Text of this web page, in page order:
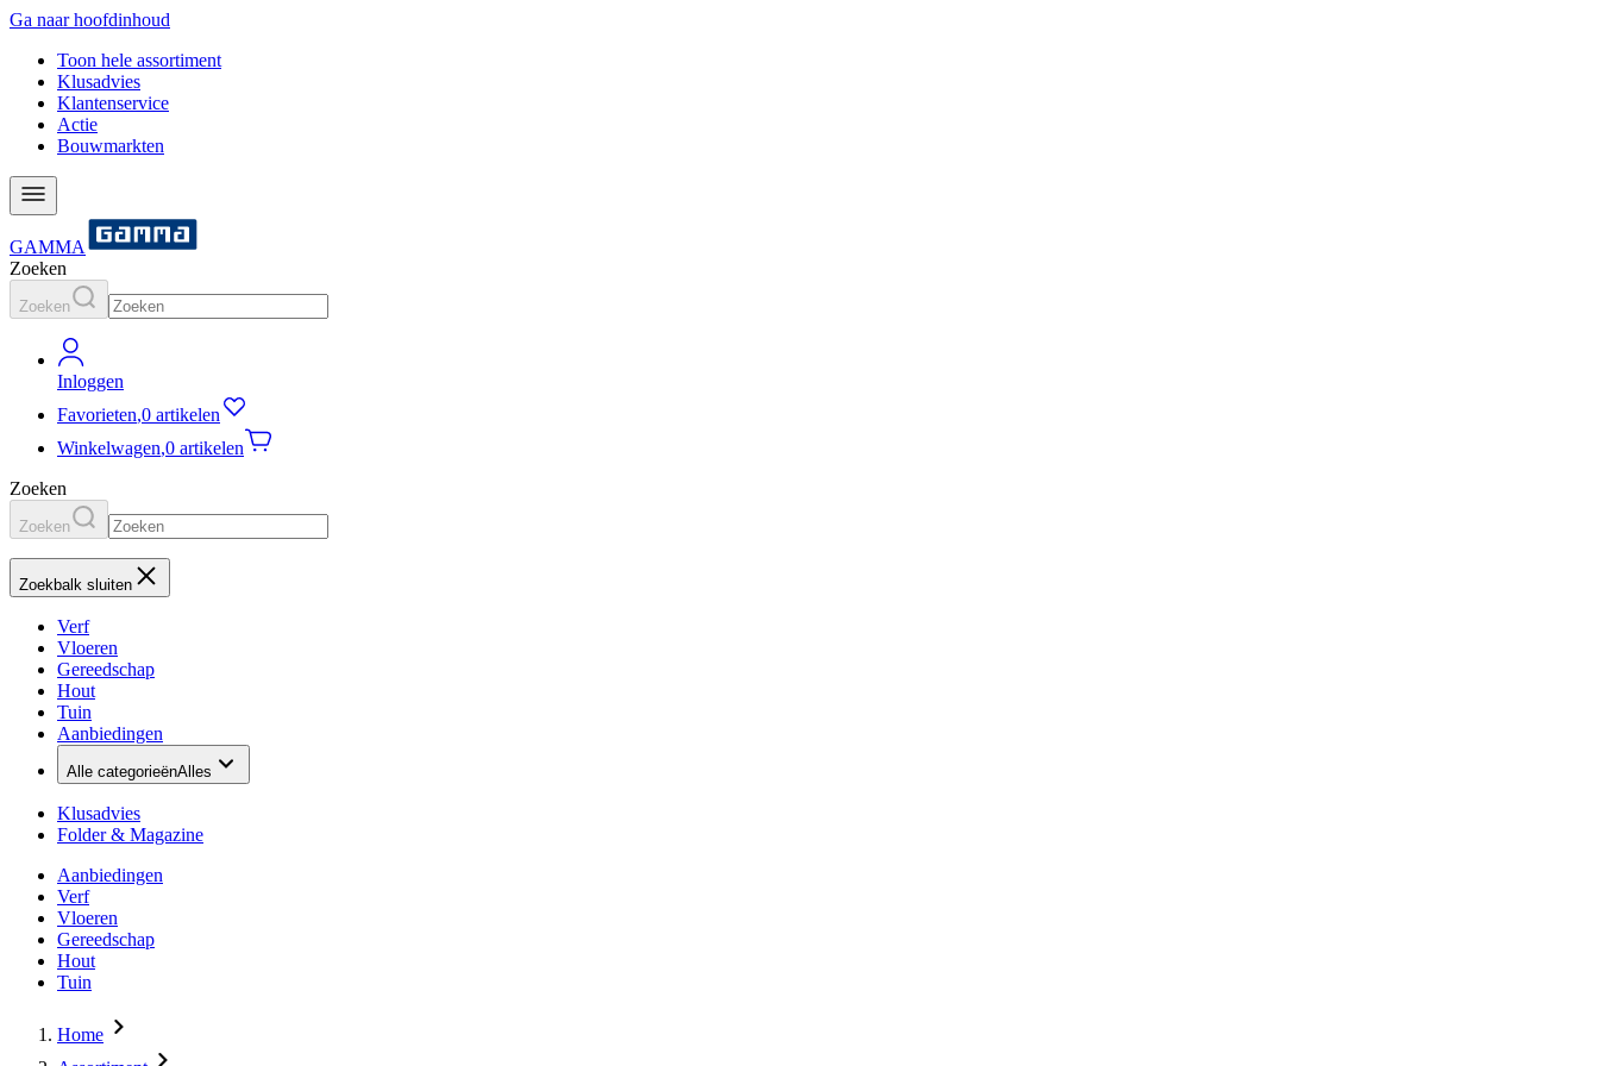
Ga naar hoofdinhoud
Toon hele assortiment
Klusadvies
Klantenservice
Actie
Bouwmarkten
GAMMA
Zoeken
Zoeken
Inloggen
Favorieten,0 artikelen
Winkelwagen,0 artikelen
Zoeken
Zoeken
Zoekbalk sluiten
Verf
Vloeren
Gereedschap
Hout
Tuin
Aanbiedingen
Alle categorieënAlles
Klusadvies
Folder & Magazine
Aanbiedingen
Verf
Vloeren
Gereedschap
Hout
Tuin
Home